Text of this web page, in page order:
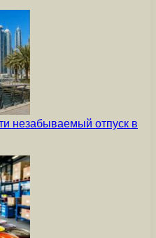
незабываемый отпуск в